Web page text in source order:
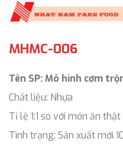
MHMC-006
Tên SP: Mô hình cơm
Chất liệu: Nhựa
Tỉ lệ 1:1 so với món ăn thật
Tình trạng: Sản xuất mới